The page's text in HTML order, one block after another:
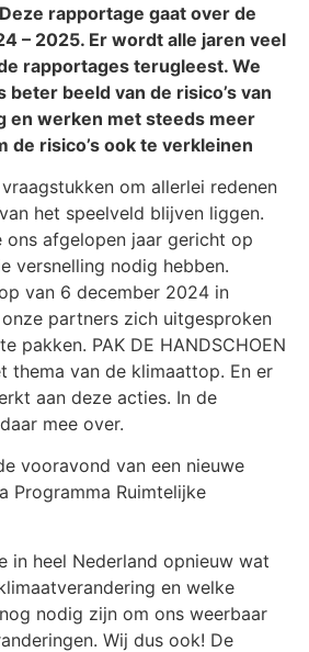
rapportage gaat over de
– 2025. Er wordt alle jaren veel
rapportages terugleest. We
beter beeld van de risico’s van
en werken met steeds meer
de risico’s ook te verkleinen
om allerlei redenen
het speelveld blijven liggen.
ons afgelopen jaar gericht op
versnelling nodig hebben.
van 6 december 2024 in
partners zich uitgesproken
pakken. PAK DE HANDSCHOEN
thema van de klimaattop. En er
aan deze acties. In de
mee over.
vooravond van een nieuwe
Programma Ruimtelijke
in heel Nederland opnieuw wat
en welke
nodig zijn om ons weerbaar
Wij dus ook! De